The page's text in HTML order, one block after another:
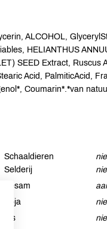
ALCOHOL,
HELIANTHUS
SEED Extract, Ruscus
Acid, PalmiticAcid,
Coumarin*.*van
Schaaldieren
Selderij
Sesam
Soja
Vis